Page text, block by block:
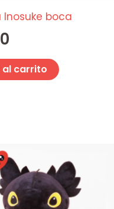
boca
al carrito